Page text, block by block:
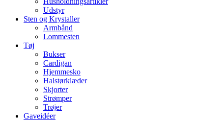
Udstyr
Sten og Krystaller
Armbånd
Lommesten
Tøj
Bukser
Cardigan
Hjemmesko
Halstørklæder
Skjorter
Strømper
Trøjer
Gaveidéer